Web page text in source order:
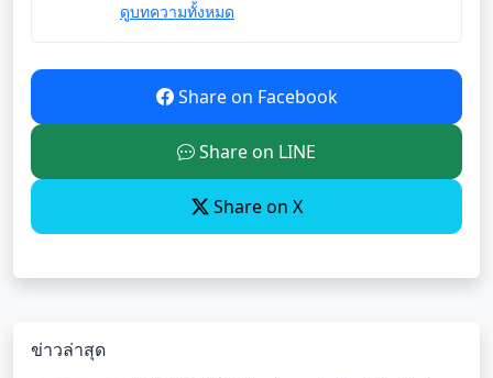
ดูบทความทั้งหมด
Share on Facebook
Share on LINE
Share on X
ข่าวล่าสุด